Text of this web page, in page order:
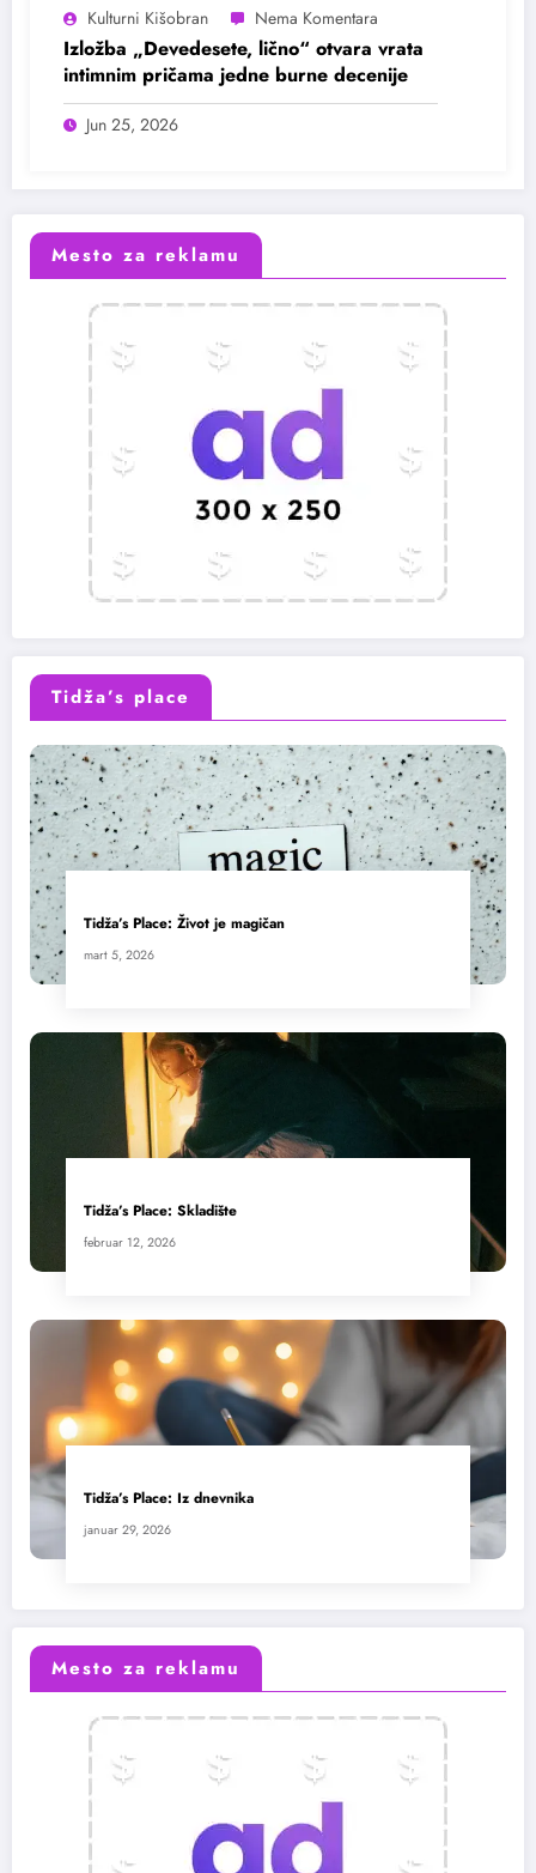
Kulturni Kišobran
Izložba „Devedesete, lično“ otvara vrata
intimnim pričama jedne burne decenije
Jun 25, 2026
Mesto za reklamu
Tidža’s place
Tidža’s Place: Život je magičan
mart 5, 2026
Tidža’s Place: Skladište
februar 12, 2026
Tidža’s Place: Iz dnevnika
januar 29, 2026
Mesto za reklamu